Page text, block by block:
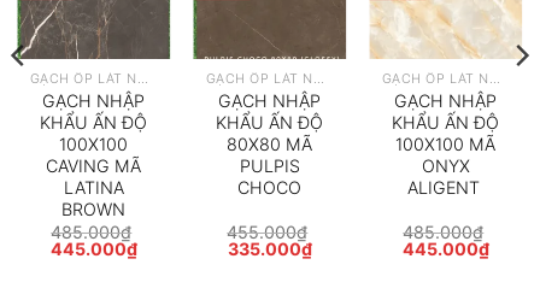
GẠCH ỐP LÁT NHẬP KHẨU
GẠCH NHẬP
KHẨU ẤN ĐỘ
100X100
CAVING MÃ
LATINA
BROWN
485.000₫
Giá
445.000₫Giá
hiện
GẠCH ỐP LÁT NHẬP KHẨU
GẠCH NHẬP
KHẨU ẤN ĐỘ
80X80 MÃ
PULPIS
CHOCO
455.000₫
Giá
335.000₫Giá
hiện
GẠCH ỐP LÁT NHẬP KHẨU
GẠCH NHẬP
KHẨU ẤN ĐỘ
100X100 MÃ
ONYX
ALIGENT
485.000₫
Giá
445.000₫Giá
hiện